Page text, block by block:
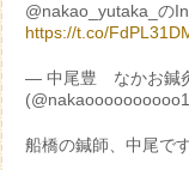
@nakao_yutaka_の
https://t.co/
— 中尾豊 なかお鍼
船橋の鍼師、中尾です